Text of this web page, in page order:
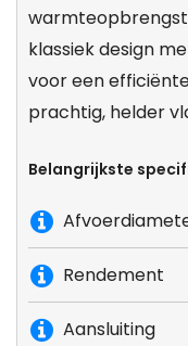
klassiek design
voor een
prachtig, helder
Belangrijkste
Rendement
Aansluiting